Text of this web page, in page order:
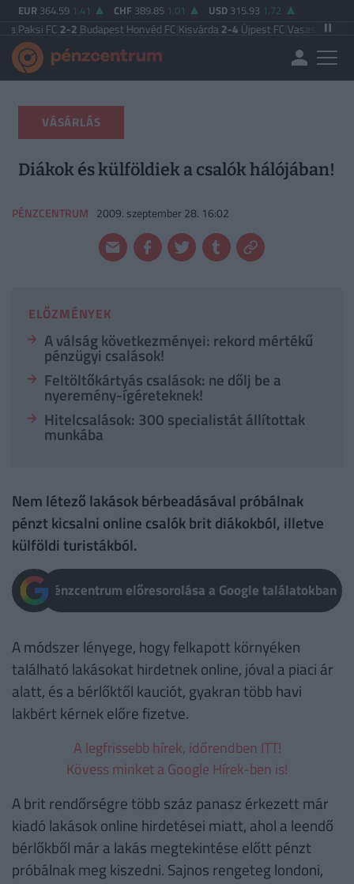
EUR 364.59 1.41 CHF 389.85 1.01 USD 315.93 1.72
2-2Budapest Honvéd FC|Kisvárda2-4Újpest FC| Vasas FC5-0
VÁSÁRLÁS
Diákok és külföldiek a csalók hálójában!
PÉNZCENTRUM 2009. szeptember 28. 16:02
ELŐZMÉNYEK
A válság következményei: rekord mértékű
pénzügyi csalások!
Feltöltőkártyás csalások: ne dőlj be a
nyeremény-ígéreteknek!
Hitelcsalások: 300 specialistát állítottak
munkába
Nem létező lakások bérbeadásával próbálnak
pénzt kicsalni online csalók brit diákokból, illetve
külföldi turistákból.
Pénzcentrum előresorolása a Google találatokban
A módszer lényege, hogy felkapott környéken
található lakásokat hirdetnek online, jóval a piaci ár
alatt, és a bérlőktől kauciót, gyakran több havi
lakbért kérnek előre fizetve.
A legfrissebb hírek, időrendben ITT!
Kövess minket a Google Hírek-ben is!
A brit rendőrségre több száz panasz érkezett már
kiadó lakások online hirdetései miatt, ahol a leendő
bérlőkből már a lakás megtekintése előtt pénzt
próbálnak meg kiszedni. Sajnos rengeteg londoni,